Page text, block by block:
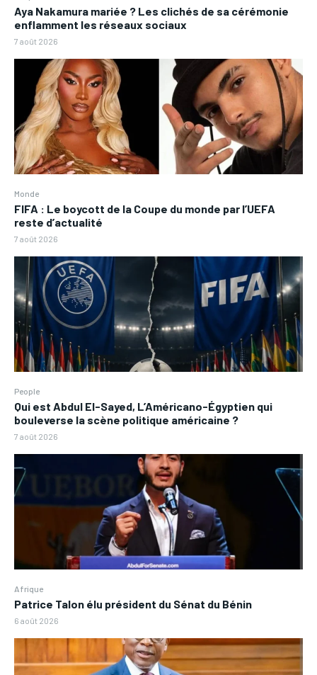
Aya Nakamura mariée ? Les clichés de sa cérémonie
enflamment les réseaux sociaux
7 août 2026
Monde
FIFA : Le boycott de la Coupe du monde par l’UEFA
reste d’actualité
7 août 2026
People
Qui est Abdul El-Sayed, L’Américano-Égyptien qui
bouleverse la scène politique américaine ?
7 août 2026
Afrique
Patrice Talon élu président du Sénat du Bénin
6 août 2026